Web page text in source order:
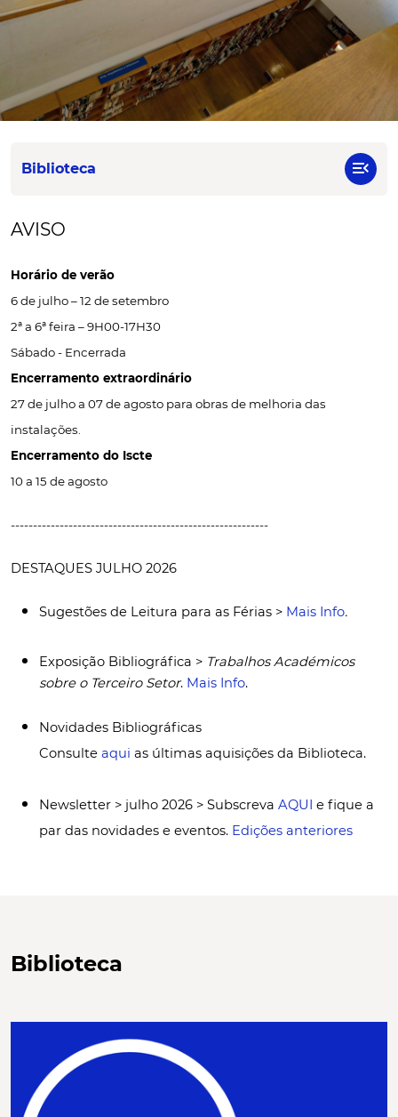
Biblioteca menu_open
AVISO
Horário de verão
6 de julho – 12 de setembro
2ª a 6ª feira – 9H00-17H30
Sábado - Encerrada
Encerramento extraordinário
27 de julho a 07 de agosto para obras de melhoria das
instalações.
Encerramento do Iscte
10 a 15 de agosto
----------------------------------------------------------
DESTAQUES JULHO 2026
Sugestões de Leitura para as Férias > Mais Info.
Exposição Bibliográfica > Trabalhos Académicos
sobre o Terceiro Setor. Mais Info.
Novidades Bibliográficas
Consulte aqui as últimas aquisições da Biblioteca.
Newsletter > julho 2026 > Subscreva AQUI e fique a
par das novidades e eventos. Edições anteriores
Biblioteca